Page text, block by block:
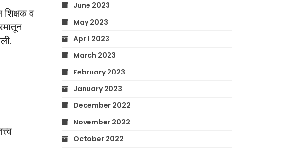
शिक्षक व
June 2023
May 2023
April 2023
March 2023
February 2023
January 2023
December 2022
November 2022
October 2022